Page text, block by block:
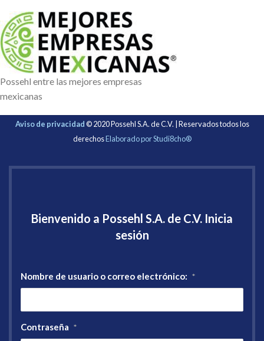
Possehl entre las mejores empresas
mexicanas
Aviso de privacidad© 2020 Possehl S.A. de C.V. | Reservados todos los
derechosElaborado por Studi8cho®
Bienvenido a Possehl S.A. de C.V. Inicia
sesión
Nombre de usuario o correo electrónico: *
Contraseña *